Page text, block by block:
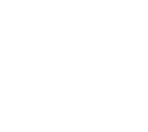
técnica